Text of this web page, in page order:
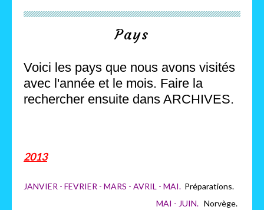
Pays
Voici les pays que nous avons visités
avec l'année et le mois. Faire la
rechercher ensuite dans ARCHIVES.
2013
JANVIER - FEVRIER - MARS - AVRIL - MAI. Préparations.
MAI - JUIN. Norvège.